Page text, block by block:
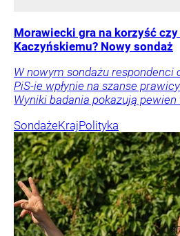
Morawiecki gra na korzyść
Kaczyńskiemu? Nowy sondaż
W nowym sondażu respondenci
PiS-ie wpłynie na szanse
Wyniki badania pokazują pewien
SondażeKrajPolityka